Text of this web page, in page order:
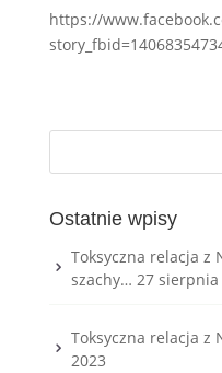
https://
Ostatnie wpisy
Toksyczna relacja z
szachy… 27 sierpnia
Toksyczna relacja z
2023